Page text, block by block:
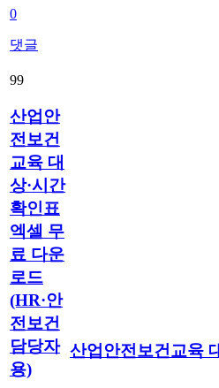
0
댓글
99
산업안
전보건
교육 대
상·시간
확인표
엑셀 무
료 다운
로드
(HR·안
전보건
담당자
용)
산업안전보건교육